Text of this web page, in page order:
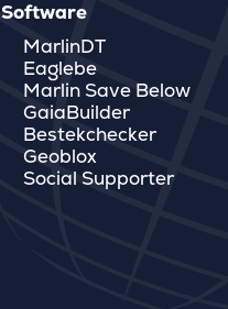
Software
MarlinDT
Eaglebe
Marlin Save Below
GaiaBuilder
Bestekchecker
Geoblox
Social Supporter